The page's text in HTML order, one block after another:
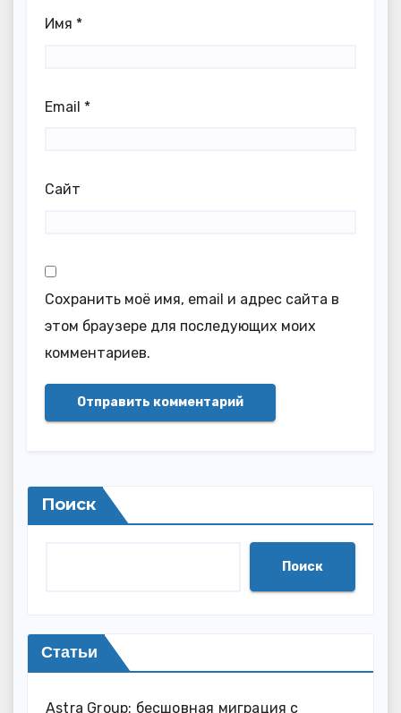
Имя *
Email *
Сайт
Сохранить моё имя, email и адрес сайта в
этом браузере для последующих моих
комментариев.
Поиск
Поиск
Статьи
Astra Group: бесшовная миграция с